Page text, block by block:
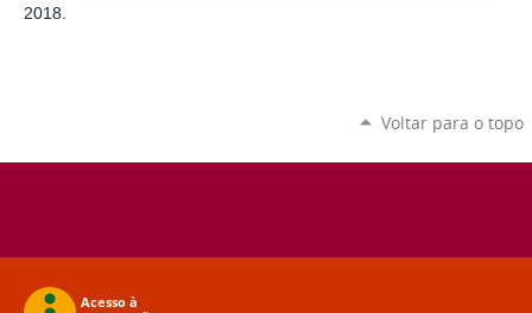
2018.
Voltar para o topo